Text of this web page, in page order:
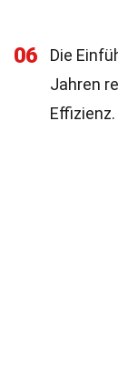
06
Die
Jahren
Effizienz.